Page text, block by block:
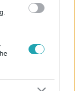
földjén
régész saját
a házában is